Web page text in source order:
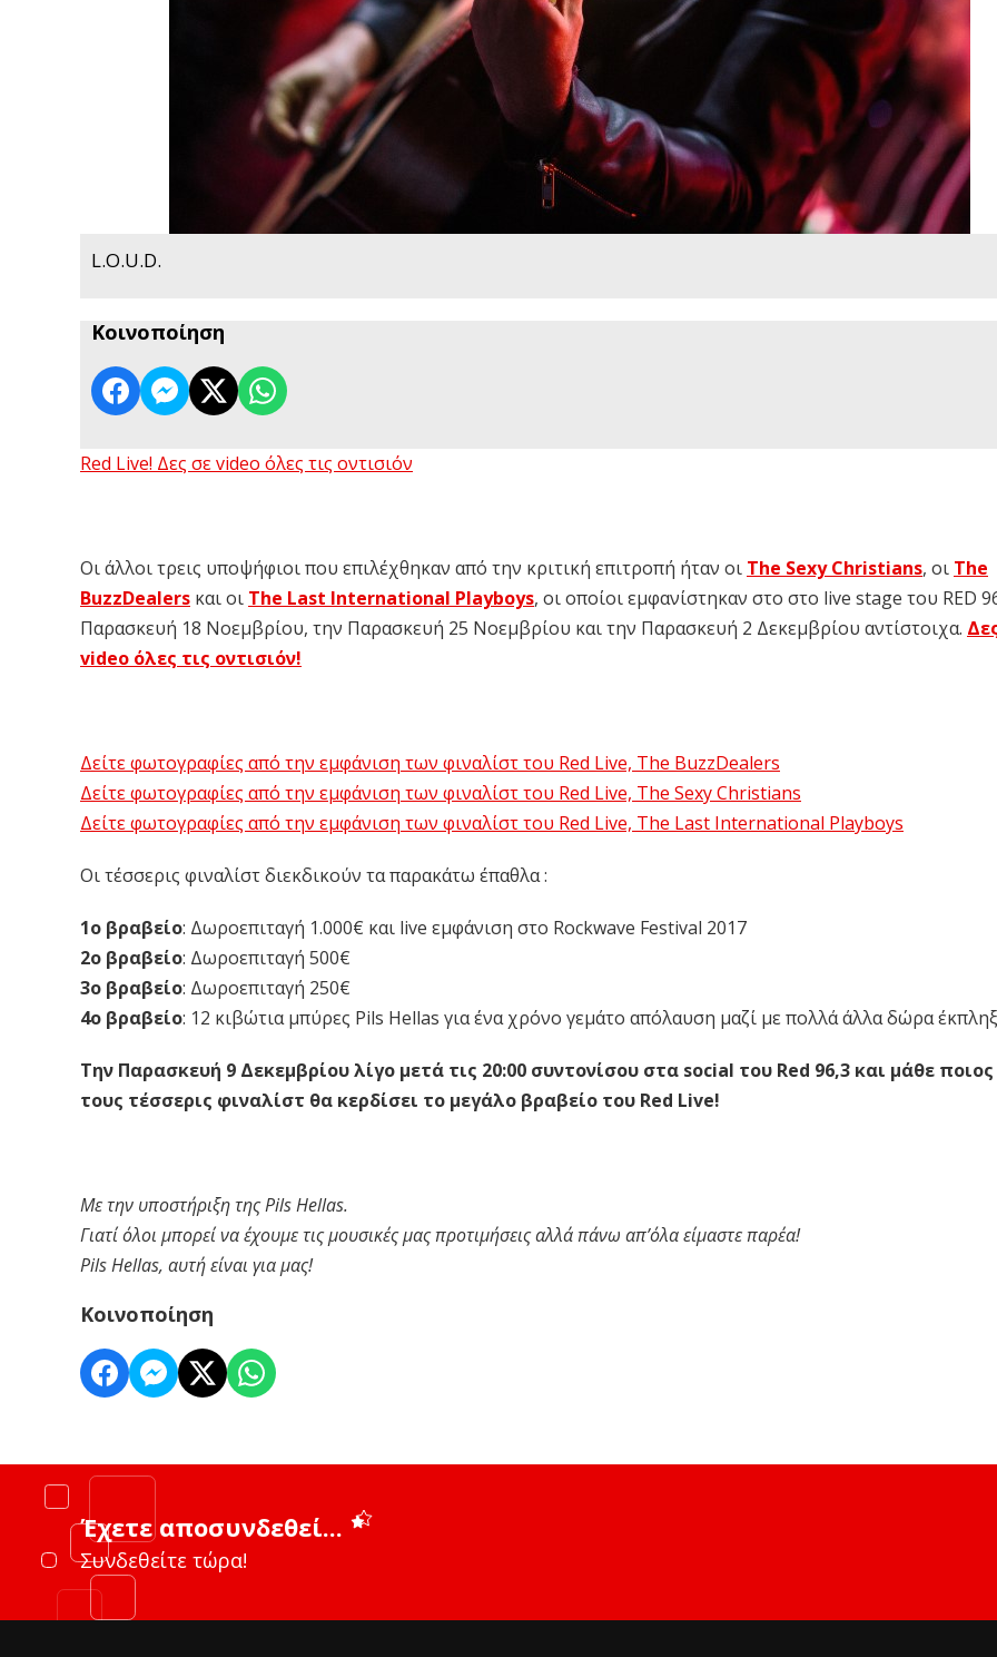
L.O.U.D.
Κοινοποίηση
Red Live! Δες σε video όλες τις οντισιόν
Οι άλλοι τρεις υποψήφιοι που επιλέχθηκαν από την κριτική επιτροπή ήταν οι The Sexy Christians, οι The
BuzzDealers και οι The Last International Playboys, οι οποίοι εμφανίστηκαν στο στο live stage του RED
Παρασκευή 18 Νοεμβρίου, την Παρασκευή 25 Νοεμβρίου και την Παρασκευή 2 Δεκεμβρίου αντίστοιχα.
video όλες τις οντισιόν!
Δείτε φωτογραφίες από την εμφάνιση των φιναλίστ του Red Live, The BuzzDealers
Δείτε φωτογραφίες από την εμφάνιση των φιναλίστ του Red Live, The Sexy Christians
Δείτε φωτογραφίες από την εμφάνιση των φιναλίστ του Red Live, The Last International Playboys
Οι τέσσερις φιναλίστ διεκδικούν τα παρακάτω έπαθλα :
1ο βραβείο: Δωροεπιταγή 1.000€ και live εμφάνιση στο Rockwave Festival 2017
2ο βραβείο: Δωροεπιταγή 500€
3ο βραβείο: Δωροεπιταγή 250€
4ο βραβείο: 12 κιβώτια μπύρες Pils Hellas για ένα χρόνο γεμάτο απόλαυση μαζί με πολλά άλλα δώρα
Την Παρασκευή 9 Δεκεμβρίου λίγο μετά τις 20:00 συντονίσου στα social του Red 96,3 και μάθε
τους τέσσερις φιναλίστ θα κερδίσει το μεγάλο βραβείο του Red Live!
Με την υποστήριξη της Pils Hellas.
Γιατί όλοι μπορεί να έχουμε τις μουσικές μας προτιμήσεις αλλά πάνω απ’όλα είμαστε παρέα!
Pils Hellas, αυτή είναι για μας!
Κοινοποίηση
Έχετε αποσυνδεθεί...
Συνδεθείτε τώρα!